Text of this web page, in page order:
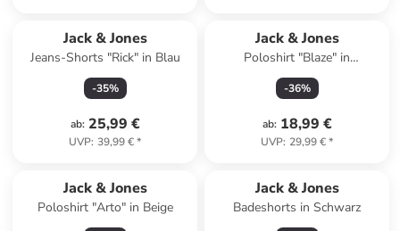
Jack & Jones
Jeans-Shorts "Rick" in Blau
-35%
ab: 25,99 €
UVP: 39,99 €*
Jack & Jones
Poloshirt "Blaze" in
Dunkelblau
-36%
ab: 18,99 €
UVP: 29,99 €*
Jack & Jones
Poloshirt "Arto" in Beige
Jack & Jones
Badeshorts in Schwarz